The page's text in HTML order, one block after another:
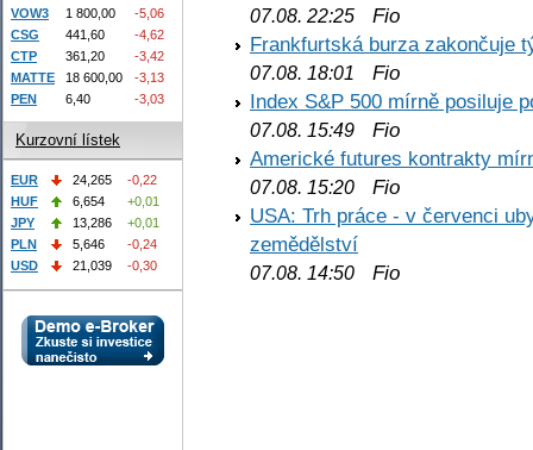
07.08. 22:25 Fio
Frankfurtská burza zakončuje
07.08. 18:01
Fio
Index S&P 500 mírně posiluje
07.08. 15:49 Fio
Americké futures kontrakty
07.08. 15:20 Fio
USA: Trh práce - v červenci
zemědělství
07.08. 14:50 Fio
VOW3 1 800,00
-5,06
CSG
441,60
-4,62
CTP
361,20
-3,42
MATTE
18 600,00
-3,13
PEN
6,40 -3,03
Kurzovní lístek
EUR 24,265
-0,22
HUF
6,654
+0,01
JPY
13,286
+0,01
PLN
5,646
-0,24
USD
21,039 -0,30